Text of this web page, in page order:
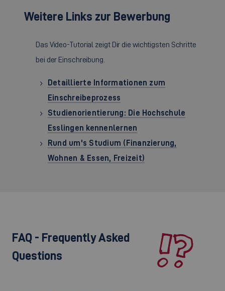
Weitere Links zur Bewerbung
Das Video-Tutorial zeigt Dir die wichtigsten Schritte
bei der Einschreibung.
Detaillierte Informationen zum
Einschreibeprozess
Studienorientierung: Die Hochschule
Esslingen kennenlernen
Rund um's Studium (Finanzierung,
Wohnen & Essen, Freizeit)
FAQ - Frequently Asked
Questions